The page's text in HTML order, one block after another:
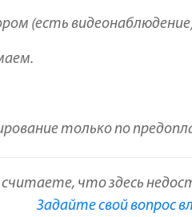
(есть
только по
что здесь
Задайте свой вопрос